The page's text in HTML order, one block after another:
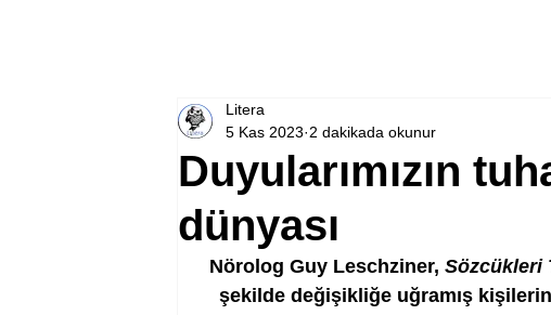
Duyularımızın
dünyası
Litera
5 Kas 2023 2 dakikada okunur
Nörolog Guy Leschziner, Sözcükleri
şekilde değişikliğe uğramış kişilerin